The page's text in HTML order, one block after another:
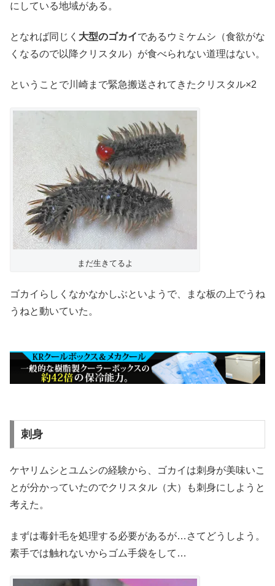
にしている地域がある。
となれば同じく 大型のゴカイであるウミケムシ（食欲がな
くなるので以降クリスタル）が食べられない道理はない。
ということで川崎まで緊急搬送されてきたクリスタル×2
まだ生きてるよ
ゴカイらしくなかなかしぶといようで、まな板の上でうね
うねと動いていた。
刺身
ケヤリムシとユムシの経験から、ゴカイは刺身が美味いこ
とが分かっていたのでクリスタル（大）も刺身にしようと
考えた。
まずは毒針毛を処理する必要があるが…さてどうしよう。
素手では触れないからゴム手袋をして…